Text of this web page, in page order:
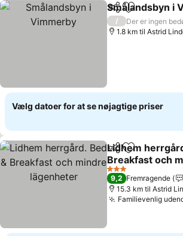
Del Føj til
Smålandsbyn i
/
Der er ingen
1.8 km til Astrid
Vælg datoer for at se nøjagtige priser
Del Føj til
Lidhem
Breakfast och
lägenheter
Se priser
3 Stjerner
9,2 Fremragende
15.3 km til Astrid
Familievenlig